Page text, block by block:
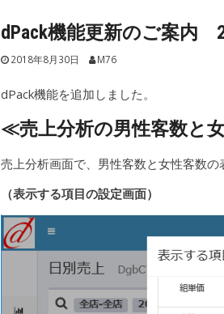
dPack機能更新のご案内
2018年8月30日 M76
dPack機能を追加しました。
≪売上分析の男性客数と
売上分析画面で、男性客数と女性客数
（表示する項目の設定画面）